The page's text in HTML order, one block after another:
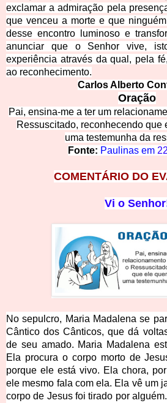
exclamar a admiração pela
que venceu a morte e que
desse encontro luminoso e
anunciar que o Senhor vive,
experiência através da qual, pela
ao reconhecimento.
Carlos Alberto
Oração
Pai, ensina-me a ter um
Ressuscitado, reconhecendo que
uma testemunha da
Fonte: Paulinas em
COMENTÁRIO DO
Vi o S
No sepulcro, Maria Madalena se
Cântico dos Cânticos, que dá
de seu amado. Maria Madalena
Ela procura o corpo morto de
porque ele está vivo. Ela chora,
ele mesmo fala com ela. Ela vê um
corpo de Jesus foi tirado por